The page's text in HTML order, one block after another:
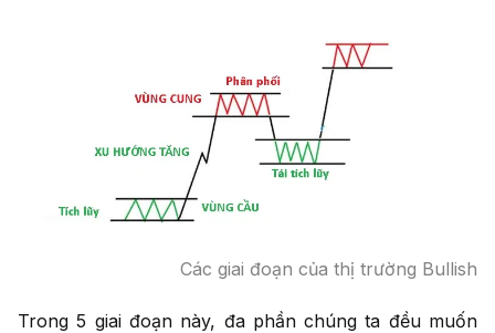
Các giai đoạn của thị trường Bullish
Trong 5 giai đoạn này, đa phần chúng ta đều muốn